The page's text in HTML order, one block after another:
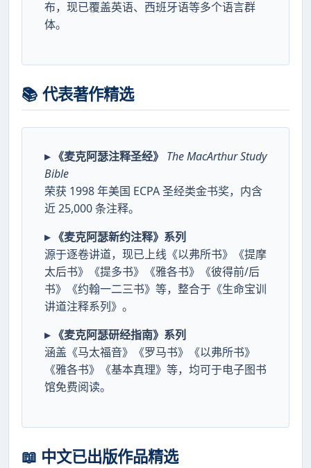
布，现已覆盖英语、西班牙语等多个语言群
体。
📚 代表著作精选
▸ 《麦克阿瑟注释圣经》 The MacArthur Study
Bible
荣获 1998 年美国 ECPA 圣经类金书奖，内含
近 25,000 条注释。
▸ 《麦克阿瑟新约注释》系列
源于逐卷讲道，现已上线《以弗所书》《提摩
太后书》《提多书》《雅各书》《彼得前/后
书》《约翰一二三书》等，整合于《生命宝训
讲道注释系列》。
▸ 《麦克阿瑟研经指南》系列
涵盖《马太福音》《罗马书》《以弗所书》
《雅各书》《基本真理》等，均可于电子图书
馆免费阅读。
📖 中文已出版作品精选